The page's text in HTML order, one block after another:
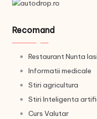
Recomand
Restaurant Nunta Iasi
Informatii medicale
Stiri agricultura
Stiri Inteligenta
Curs Valutar